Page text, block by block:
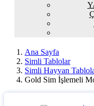
Ana Sayfa
Simli Tablolar
Simli Hayvan
Gold Sim İşlemeli